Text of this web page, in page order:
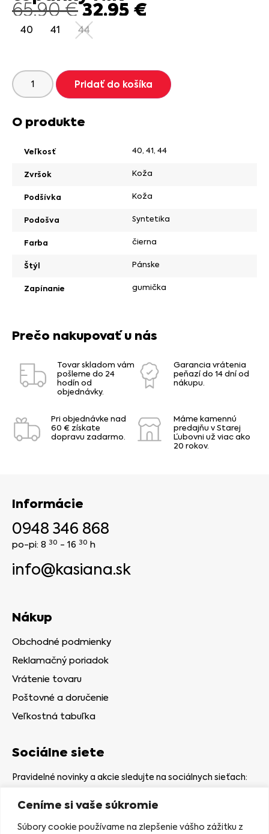
Ceníme si vaše súkromie
Súbory cookie používame na zlepšenie vášho zážitku z
65.90€32.95€
40 41 44
Pridať do košíka
O produkte
Veľkosť 40, 41, 44
Zvršok Koža
Podšívka Koža
Podošva Syntetika
Farba čierna
Štýl Pánske
Zapínanie gumička
Prečo nakupovať u nás
Tovar skladom vám
pošleme do 24
hodín od
objednávky.
Garancia vrátenia
peňazí do 14 dní od
nákupu.
Pri objednávke nad
60 € získate
dopravu zadarmo.
Máme kamennú
predajňu v Starej
Ľubovni už viac ako
20 rokov.
Informácie
0948 346 868
po-pi: 8 30 - 16 30 h
info@kasiana.sk
Nákup
Obchodné podmienky
Reklamačný poriadok
Vrátenie tovaru
Poštovné a doručenie
Veľkostná tabuľka
Sociálne siete
Pravidelné novinky a akcie sledujte na sociálnych sieťach: